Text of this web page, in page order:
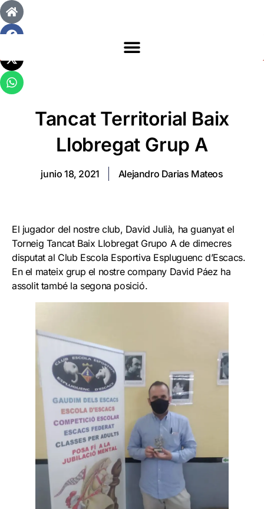
Tancat Territorial Baix
Llobregat Grup A
junio 18, 2021 Alejandro Darias Mateos
El jugador del nostre club, David Julià, ha guanyat el
Torneig Tancat Baix Llobregat Grupo A de dimecres
disputat al Club Escola Esportiva Espluguenc d’Escacs.
En el mateix grup el nostre company David Páez ha
assolit també la segona posició.